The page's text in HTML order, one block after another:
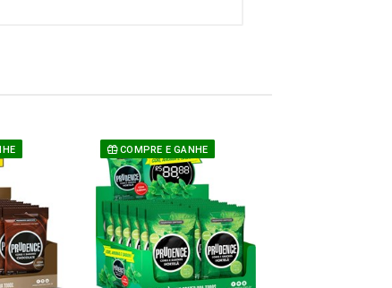
COMPRE E GANHE